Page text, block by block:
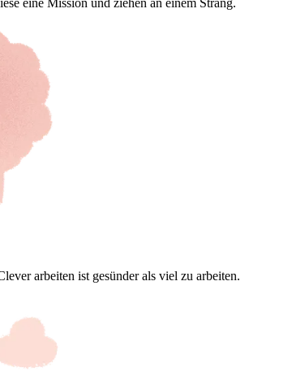
eine Mission und ziehen an einem Strang.
arbeiten ist gesünder als viel zu arbeiten.